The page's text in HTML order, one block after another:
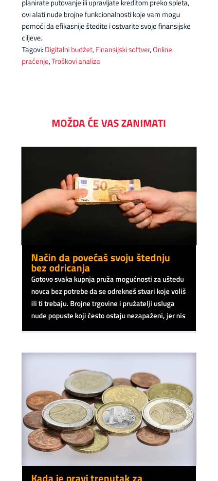
planirate putovanje ili upravljate kreditom preko spleta,
ovi alati nude brojne funkcionalnosti koje vam mogu
pomoći da efikasnije štedite i ostvarite svoje finansijske
ciljeve.
Tagovi:Digitalni budžet,Finansijski softver,Online
praćenje,Troškovi analiza
MOŽDA ĆE VAS ZANIMATI
Način da povećaš svoju štednju
bez odricanja
Gotovo svaka kupnja pruža mogućnosti za uštedu
novca bez potrebe da se odrekneš stvari koje voliš
ili ti trebaju. Brojne trgovine i pružatelji usluga
nude popuste koji često ostaju nezapaženi, jer nis